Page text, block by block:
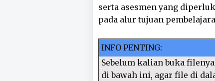
serta asesmen yang
pada alur tujuan
INFO PENTING:
Sebelum kalian buka
di bawah ini, agar file di